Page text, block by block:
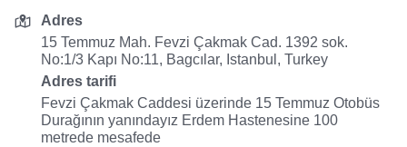
Adres
15 Temmuz Mah. Fevzi Çakmak Cad. 1392 sok.
No:1/3 Kapı No:11, Bagcılar, Istanbul, Turkey
Adres tarifi
Fevzi Çakmak Caddesi üzerinde 15 Temmuz Otobüs
Durağının yanındayız Erdem Hastenesine 100
metrede mesafede